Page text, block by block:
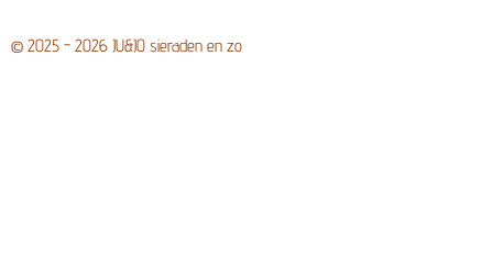
© 2025 - 2026 JU&JO sieraden en zo